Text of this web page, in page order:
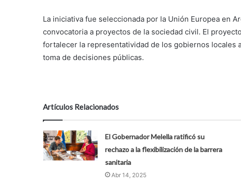
La iniciativa fue seleccionada por la Unión Europea en
convocatoria a proyectos de la sociedad civil. El
fortalecer la representatividad de los gobiernos locales
toma de decisiones públicas.
Artículos Relacionados
El Gobernador Melella ratificó su
rechazo a la flexibilización de la barrera
sanitaria
Abr 14, 2025